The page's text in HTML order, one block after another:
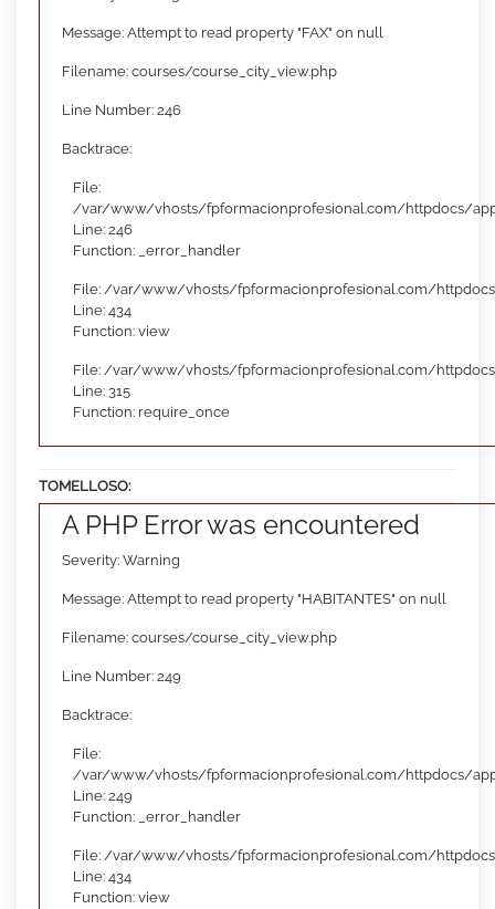
Message: Attempt to read property "FAX" on null
Filename: courses/course_city_view.php
Line Number: 246
Backtrace:
File:
/var/www/vhosts/fpformacionprofesional.com/httpdocs/
Line: 246
Function: _error_handler
File: /var/www/vhosts/fpformacionprofesional.com/
Line: 434
Function: view
File: /var/www/vhosts/fpformacionprofesional.com/
Line: 315
Function: require_once
TOMELLOSO:
A PHP Error was encountered
Severity: Warning
Message: Attempt to read property "HABITANTES" on null
Filename: courses/course_city_view.php
Line Number: 249
Backtrace:
File:
/var/www/vhosts/fpformacionprofesional.com/httpdocs/
Line: 249
Function: _error_handler
File: /var/www/vhosts/fpformacionprofesional.com/
Line: 434
Function: view